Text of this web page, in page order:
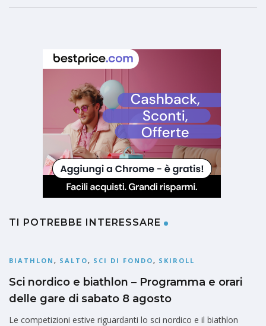
TI POTREBBE INTERESSARE
BIATHLON , SALTO, SCI DI FONDO, SKIROLL
Sci nordico e biathlon – Programma e orari
delle gare di sabato 8 agosto
Le competizioni estive riguardanti lo sci nordico e il biathlon